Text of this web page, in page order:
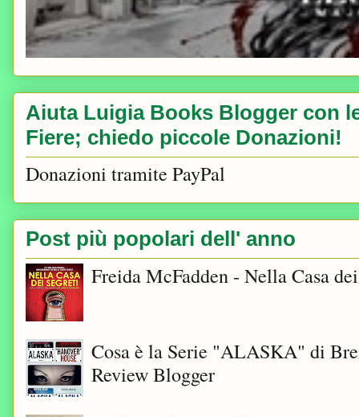
Aiuta Luigia Books Blogger con
Fiere; chiedo piccole Donazioni!
Donazioni tramite PayPal
Post più popolari dell' anno
Freida McFadden - Nella Casa
Cosa è la Serie "ALASKA" di
Review Blogger